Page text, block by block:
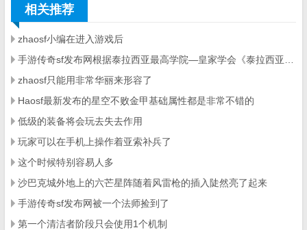
相关推荐
zhaosf小编在进入游戏后
zhaosf只能用非常华丽来形容了
Haosf最新发布的星空不败金甲基础属性都是非常不错的
低级的装备将会玩去失去作用
玩家可以在手机上操作着亚索补兵了
这个时候特别容易人多
沙巴克城外地上的六芒星阵随着风雷枪的插入陡然亮了起来
手游传奇sf发布网被一个法师捡到了
第一个清洁者阶段只会使用1个机制